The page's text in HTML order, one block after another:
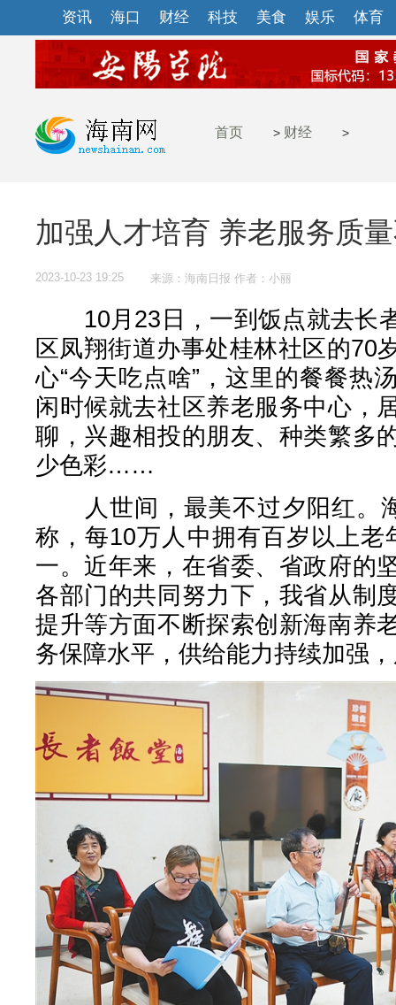
资讯 海口 财经 科技 美食 娱乐 体育
首页 > 财经 >
加强人才培育 养老服务质
2023-10-23 19:25 来源：海南日报 作者：小丽
10月23日，一到饭点就去长
区凤翔街道办事处桂林社区的70
心“今天吃点啥”，这里的餐餐热
闲时候就去社区养老服务中心，
聊，兴趣相投的朋友、种类繁多
少色彩……
人世间，最美不过夕阳红。海
称，每10万人中拥有百岁以上老
一。近年来，在省委、省政府的
各部门的共同努力下，我省从制
提升等方面不断探索创新海南养
务保障水平，供给能力持续加强